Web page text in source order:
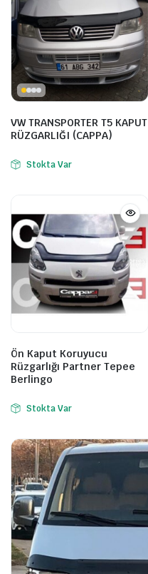
VW TRANSPORTER T5 KAPUT
RÜZGARLIĞI (CAPPA)
Stokta Var
Ön Kaput Koruyucu
Rüzgarlığı Partner Tepee
Berlingo
Stokta Var